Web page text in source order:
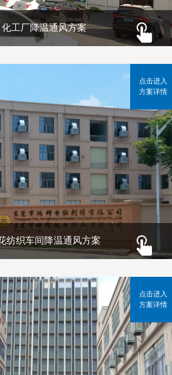
化工厂降温通风方案
纺织车间降温通风方案
点击进入
方案详情
点击进入
方案详情